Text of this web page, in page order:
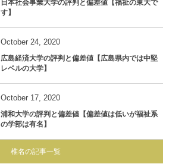
日本社会事業大学の評判と偏差値【福祉の東大で
す】
October 24, 2020
広島経済大学の評判と偏差値【広島県内では中堅
レベルの大学】
October 17, 2020
浦和大学の評判と偏差値【偏差値は低いが福祉系
の学部は有名】
椎名の記事一覧